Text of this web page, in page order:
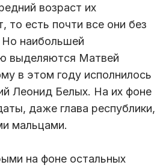
возраст их
то есть почти все они без
Но наибольшей
выделяются Матвей
в этом году исполнилось
Леонид Белых. На их фоне
даже глава республики,
мальцами.
на фоне остальных